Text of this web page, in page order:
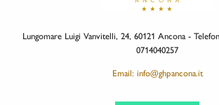
Lungomare Luigi Vanvitelli, 24, 60121 Ancona -
0714040257
Email: info@ghpancona.it